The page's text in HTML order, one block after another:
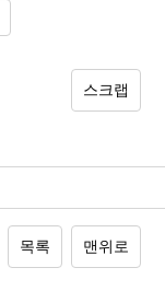
스크랩
목록 맨위로